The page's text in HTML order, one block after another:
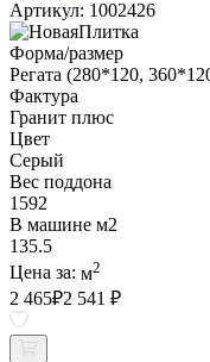
Артикул: 1002426
Форма/размер
Регата (280*120,
Фактура
Гранит плюс
Цвет
Серый
Вес поддона
1592
В машине м2
135.5
Цена за: м2
2 465₽2 541 ₽